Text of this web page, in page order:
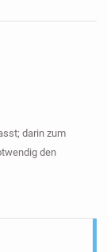
darin zum
den